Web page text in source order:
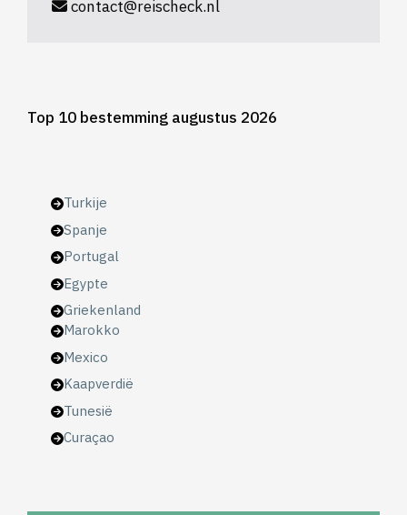
contact@reischeck.nl
Top 10 bestemming augustus 2026
Turkije
Spanje
Portugal
Egypte
Griekenland
Marokko
Mexico
Kaapverdië
Tunesië
Curaçao